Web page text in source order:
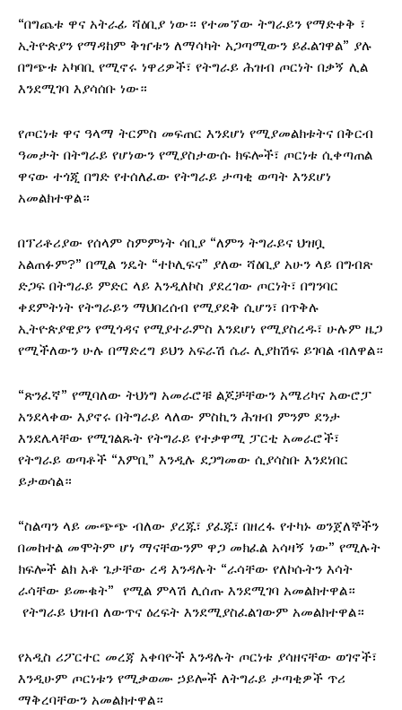
“በግጨቱ ዋና አትራፊ ሻዕቢያ ነው። የተመኘው ትግራይን የማድቀቅ ፣
ኢትዮጵያን የማዳከም ቅዠቱን ለማሳካት አጋጣሚውን ይፈልገዋል” ያሉ
በግጭቱ አካባቢ የሚኖሩ ነዋሪዎች፣ የትግራይ ሕዝብ ጦርነት በቃኝ ሊል
እንደሚገባ እያሳሰቡ ነው።
የጦርነቱ ዋና ዓላማ ትርምስ መፍጠር እንደሆነ የሚያመልክቱትና በቅርብ
ዓመታት በትግራይ የሆነውን የሚያስታውሱ ክፍሎች፣ ጦርነቱ ሲቀጣጠል
ዋናው ተጎጂ በግድ የተሰለፈው የትግራይ ታጣቂ ወጣት እንደሆነ
አመልክተዋል።
በፕሪቶሪያው የሰላም ስምምነት ሳቢያ “ለምን ትግራይና ህዝቧ
አልጠፉም?” በሚል ንዴት “ተኮሊፍና” ያለው ሻዕቢያ አሁን ላይ በግብጽ
ድጋፍ በትግራይ ምድር ላይ እንዲለኮስ ያደረገው ጦርነት፣ በግንባር
ቀደምትነት የትግራይን ማህበረሰብ የሚያደቅ ሲሆን፣ በጥቅሉ
ኢትዮጵያዊያን የሚጎዳና የሚያተራምስ እንደሆነ የሚያስረዱ፣ ሁሉም ዜጋ
የሚችለውን ሁሉ በማድረግ ይህን አፍራሽ ሴራ ሊያከሽፍ ይገባል ብለዋል።
“ጽንፈኛ” የሚባለው ትህነግ አመራሮቹ ልጆቻቸውን አሜሪካና አውሮፓ
አንደላቀው እያኖሩ በትግራይ ላለው ምስኪን ሕዝብ ምንም ደንታ
እንደሌላቸው የሚገልጹት የትግራይ የተቃዋሚ ፓርቲ አመራሮች፣
የትግራይ ወጣቶች “እምቢ” እንዲሉ ደጋግመው ሲያሳስቡ እንደነበር
ይታወሳል።
“ስልጣን ላይ ሙጭጭ ብለው ያረጁ፣ ያፈጁ፣ በዘረፋ የተካኑ ወንጀለኞችን
በመከተል መሞትም ሆነ ማናቸውንም ዋጋ መክፈል አሳዛኝ ነው” የሚሉት
ክፍሎች ልክ አቶ ጌታቸው ረዳ እንዳሉት “ራሳቸው የለኮሱትን እሳት
ራሳቸው ይሙቁት” የሚል ምላሽ ሊሰጡ እንደሚገባ አመልክተዋል።
የትግራይ ህዝብ ለውጥና ዕረፍት እንደሚያስፈልገውም አመልክተዋል።
የአዲስ ሪፖርተር መረጃ አቀባዮች እንዳሉት ጦርነቱ ያሳዘናቸው ወገኖች፣
እንዲሁም ጦርነቱን የሚቃወሙ ኃይሎች ለትግራይ ታጣቂዎች ጥሪ
ማቅረባቸውን አመልክተዋል።